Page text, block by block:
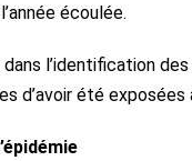
écoulée.
dans l’identification
d’avoir été exposées